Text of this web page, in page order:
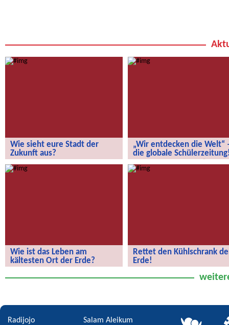
Wie sieht eure Stadt der
Zukunft aus?
„Wir entdecken die Welt“
die globale
globale Schülerzeitung!
Wie ist das Leben am
kältesten Ort der Erde?
der Erde?
Rettet den Kühlschrank
Erde!
Radijojo
Salam Aleikum